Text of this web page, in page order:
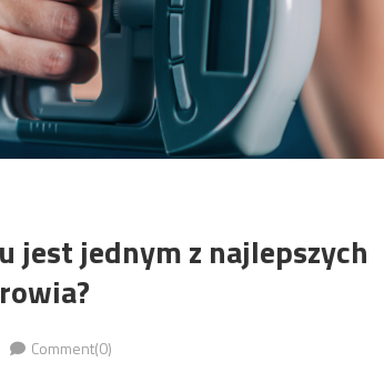
jest jednym z najlepszych
Comment(0)